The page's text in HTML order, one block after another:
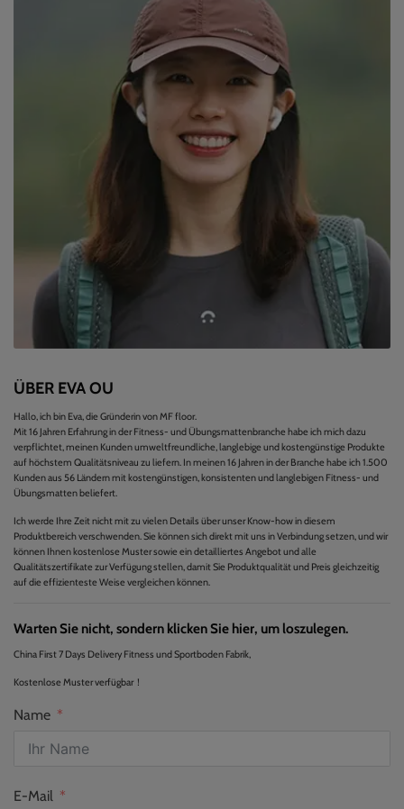
ÜBER EVA OU
Hallo, ich bin Eva, die Gründerin von MF floor.
Mit 16 Jahren Erfahrung in der Fitness- und Übungsmattenbranche habe ich mich dazu
verpflichtet, meinen Kunden umweltfreundliche, langlebige und kostengünstige Produkte
auf höchstem Qualitätsniveau zu liefern. In meinen 16 Jahren in der Branche habe ich 1.500
Kunden aus 56 Ländern mit kostengünstigen, konsistenten und langlebigen Fitness- und
Übungsmatten beliefert.
Ich werde Ihre Zeit nicht mit zu vielen Details über unser Know-how in diesem
Produktbereich verschwenden. Sie können sich direkt mit uns in Verbindung setzen, und wir
können Ihnen kostenlose Muster sowie ein detailliertes Angebot und alle
Qualitätszertifikate zur Verfügung stellen, damit Sie Produktqualität und Preis gleichzeitig
auf die effizienteste Weise vergleichen können.
Warten Sie nicht, sondern klicken Sie hier, um loszulegen.
China First 7 Days Delivery Fitness und Sportboden Fabrik,
Kostenlose Muster verfügbar！
Name
E-Mail